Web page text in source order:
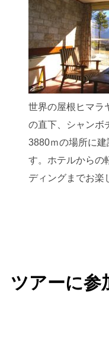
世界の屋根ヒマラ
の直下、シャンボ
3880ｍの場所に
す。ホテルからの
ディングまでお楽
ツアーに参